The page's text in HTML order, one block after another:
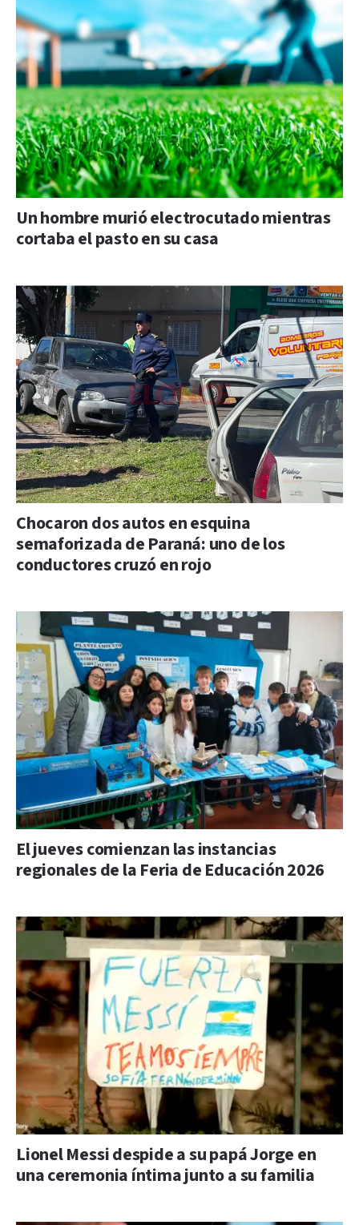
Un hombre murió electrocutado mientras
cortaba el pasto en su casa
Chocaron dos autos en esquina
semaforizada de Paraná: uno de los
conductores cruzó en rojo
El jueves comienzan las instancias
regionales de la Feria de Educación 2026
Lionel Messi despide a su papá Jorge en
una ceremonia íntima junto a su familia